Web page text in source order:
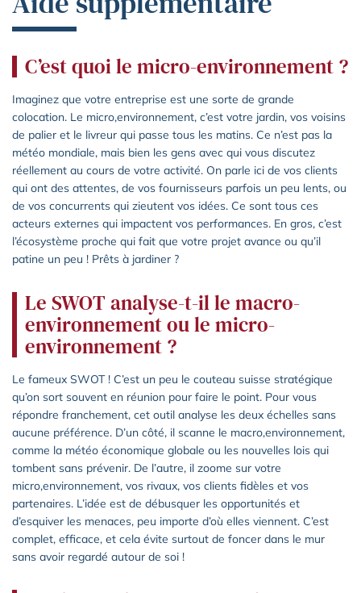
C’est quoi le micro-environnement ?
Imaginez que votre entreprise est une sorte de grande
colocation. Le micro,environnement, c’est votre jardin, vos voisins
de palier et le livreur qui passe tous les matins. Ce n’est pas la
météo mondiale, mais bien les gens avec qui vous discutez
réellement au cours de votre activité. On parle ici de vos clients
qui ont des attentes, de vos fournisseurs parfois un peu lents, ou
de vos concurrents qui zieutent vos idées. Ce sont tous ces
acteurs externes qui impactent vos performances. En gros, c’est
l’écosystème proche qui fait que votre projet avance ou qu’il
patine un peu ! Prêts à jardiner ?
Le SWOT analyse-t-il le macro-
environnement ou le micro-
environnement ?
Le fameux SWOT ! C’est un peu le couteau suisse stratégique
qu’on sort souvent en réunion pour faire le point. Pour vous
répondre franchement, cet outil analyse les deux échelles sans
aucune préférence. D’un côté, il scanne le macro,environnement,
comme la météo économique globale ou les nouvelles lois qui
tombent sans prévenir. De l’autre, il zoome sur votre
micro,environnement, vos rivaux, vos clients fidèles et vos
partenaires. L’idée est de débusquer les opportunités et
d’esquiver les menaces, peu importe d’où elles viennent. C’est
complet, efficace, et cela évite surtout de foncer dans le mur
sans avoir regardé autour de soi !